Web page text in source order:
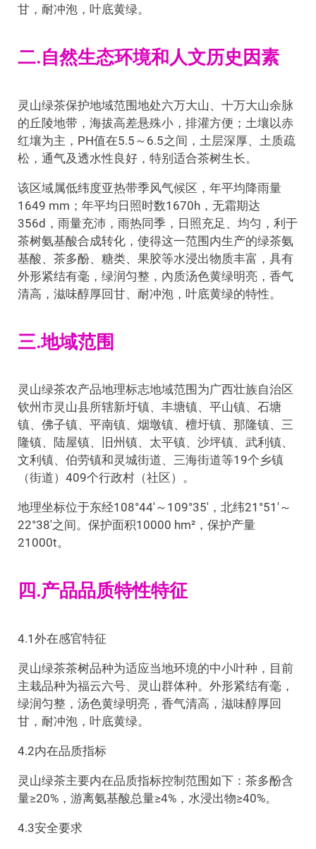
甘，耐冲泡，叶底黄绿。
二.自然生态环境和人文历史因素
灵山绿茶保护地域范围地处六万大山、十万大山余脉
的丘陵地带，海拔高差悬殊小，排灌方便；土壤以赤
红壤为主，PH值在5.5～6.5之间，土层深厚、土质疏
松，通气及透水性良好，特别适合茶树生长。
该区域属低纬度亚热带季风气候区，年平均降雨量
1649 mm；年平均日照时数1670h，无霜期达
356d，雨量充沛，雨热同季，日照充足、均匀，利于
茶树氨基酸合成转化，使得这一范围内生产的绿茶氨
基酸、茶多酚、糖类、果胶等水浸出物质丰富，具有
外形紧结有毫，绿润匀整，內质汤色黄绿明亮，香气
清高，滋味醇厚回甘、耐冲泡，叶底黄绿的特性。
三.地域范围
灵山绿茶农产品地理标志地域范围为广西壮族自治区
钦州市灵山县所辖新圩镇、丰塘镇、平山镇、石塘
镇、佛子镇、平南镇、烟墩镇、檀圩镇、那隆镇、三
隆镇、陆屋镇、旧州镇、太平镇、沙坪镇、武利镇、
文利镇、伯劳镇和灵城街道、三海街道等19个乡镇
（街道）409个行政村（社区）。
地理坐标位于东经108°44′～109°35′，北纬21°51′～
22°38′之间。保护面积10000 hm²，保护产量
21000t。
四.产品品质特性特征
4.1外在感官特征
灵山绿茶茶树品种为适应当地环境的中小叶种，目前
主栽品种为福云六号、灵山群体种。外形紧结有毫，
绿润匀整，汤色黄绿明亮，香气清高，滋味醇厚回
甘，耐冲泡，叶底黄绿。
4.2内在品质指标
灵山绿茶主要内在品质指标控制范围如下：茶多酚含
量≥20%，游离氨基酸总量≥4%，水浸出物≥40%。
4.3安全要求